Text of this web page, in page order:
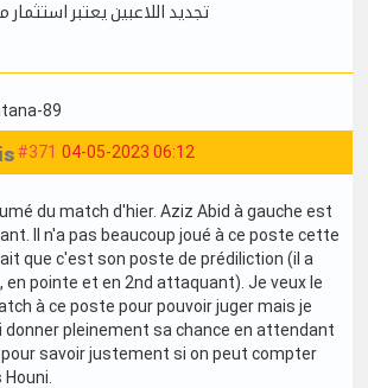
تجديد اللاعبين يعتبر
89
#371 04-05-2023 06:12
du match d'hier. Aziz Abid à gauche est
Il n'a pas beaucoup joué à ce poste cette
que c'est son poste de prédiliction (il a
en pointe et en 2nd attaquant). Je veux le
à ce poste pour pouvoir juger mais je
donner pleinement sa chance en attendant
pour savoir justement si on peut compter